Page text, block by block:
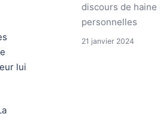
lui
discours de haine
personnelles
21 janvier 2024